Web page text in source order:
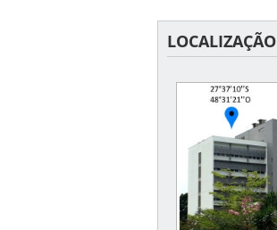
LOCALIZAÇÃO